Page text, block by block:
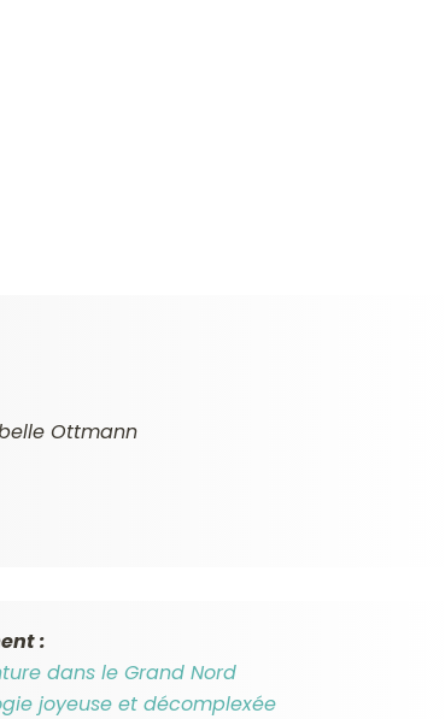
Ottmann
:
dans le Grand Nord
joyeuse et décomplexée